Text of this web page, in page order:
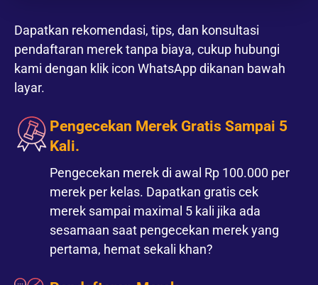
Dapatkan rekomendasi, tips, dan konsultasi
pendaftaran merek tanpa biaya, cukup hubungi
kami dengan klik icon WhatsApp dikanan bawah
layar.
Pengecekan Merek Gratis Sampai 5
Kali.
Pengecekan merek di awal Rp 100.000 per
merek per kelas. Dapatkan gratis cek
merek sampai maximal 5 kali jika ada
sesamaan saat pengecekan merek yang
pertama, hemat sekali khan?